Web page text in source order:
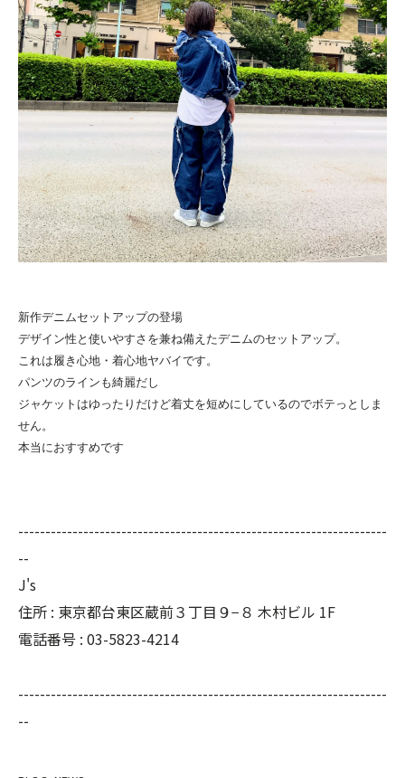
新作デニムセットアップの登場
デザイン性と使いやすさを兼ね備えたデニムのセットアップ。
これは履き心地・着心地ヤバイです。
パンツのラインも綺麗だし
ジャケットはゆったりだけど着丈を短めにしているのでボテっとしま
せん。
本当におすすめです
--------------------------------------------------------------------
--
J's
住所 : 東京都台東区蔵前３丁目９−８ 木村ビル 1F
電話番号 : 03-5823-4214
--------------------------------------------------------------------
--